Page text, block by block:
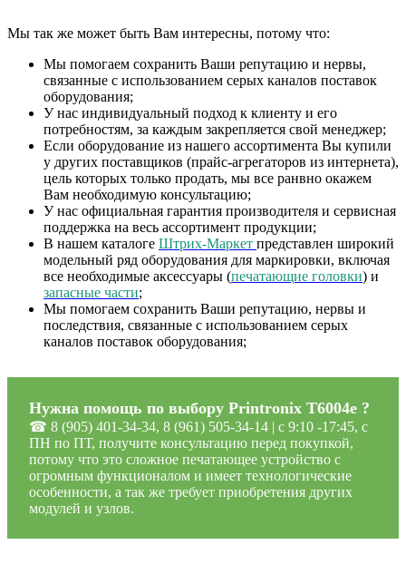
Мы так же может быть Вам интересны, потому что:
Мы помогаем сохранить Ваши репутацию и нервы,
связанные с использованием серых каналов поставок
оборудования;
У нас индивидуальный подход к клиенту и его
потребностям, за каждым закрепляется свой менеджер;
Если оборудование из нашего ассортимента Вы купили
у других поставщиков (прайс-агрегаторов из интернета),
цель которых только продать, мы все ранвно окажем
Вам необходимую консультацию;
У нас официальная гарантия производителя и сервисная
поддержка на весь ассортимент продукции;
В нашем каталоге Штрих-Маркет представлен широкий
модельный ряд оборудования для маркировки, включая
все необходимые аксессуары (печатающие головки) и
запасные части;
Мы помогаем сохранить Ваши репутацию, нервы и
последствия, связанные с использованием серых
каналов поставок оборудования;
Нужна помощь по выбору Printronix T6004e ?
☎ 8 (905) 401-34-34, 8 (961) 505-34-14 | c 9:10 -17:45, с
ПН по ПТ, получите консультацию перед покупкой,
потому что это сложное печатающее устройство с
огромным функционалом и имеет технологические
особенности, а так же требует приобретения других
модулей и узлов.